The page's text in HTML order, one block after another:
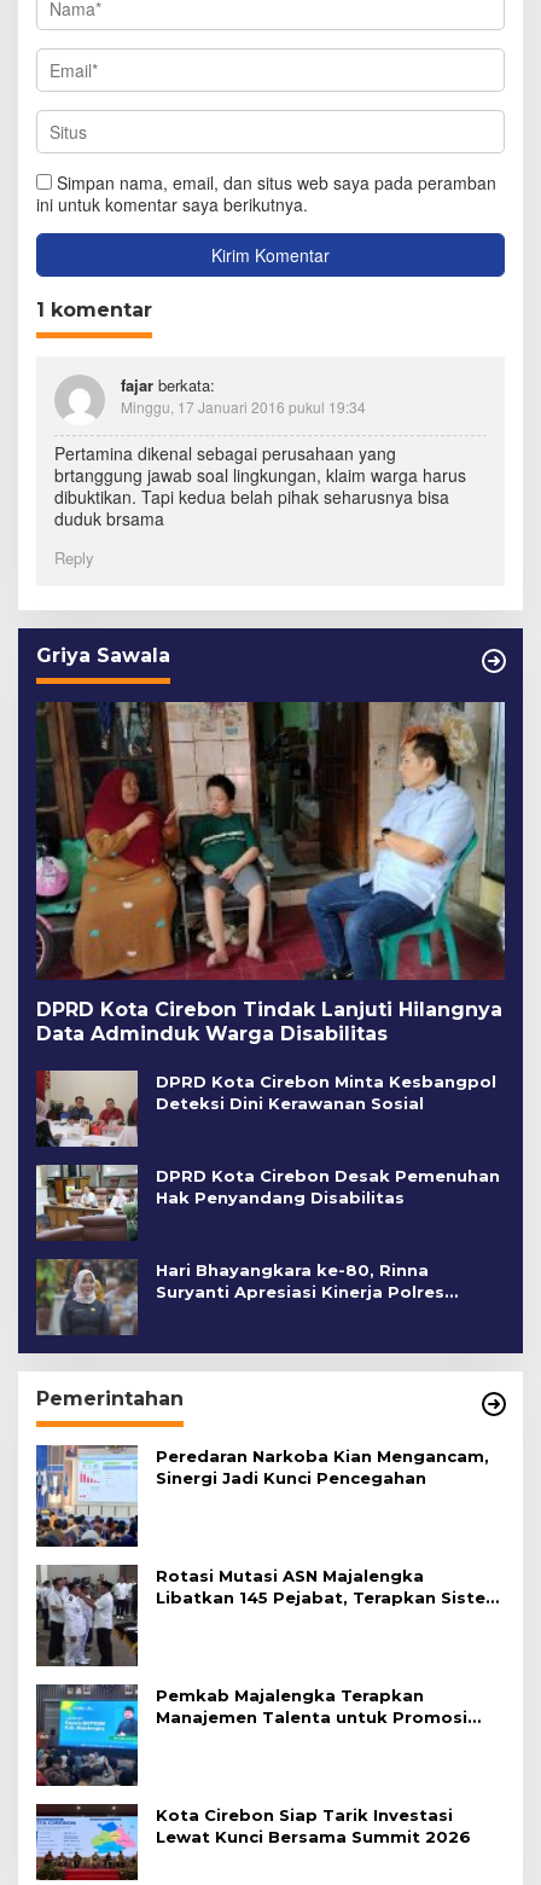
Simpan nama, email, dan situs web saya pada peramban
ini untuk komentar saya berikutnya.
1 komentar
fajar berkata:
Minggu, 17 Januari 2016 pukul 19:34
Pertamina dikenal sebagai perusahaan yang
brtanggung jawab soal lingkungan, klaim warga harus
dibuktikan. Tapi kedua belah pihak seharusnya bisa
duduk brsama
Reply
Griya Sawala
DPRD Kota Cirebon Tindak Lanjuti Hilangnya
Data Adminduk Warga Disabilitas
DPRD Kota Cirebon Minta Kesbangpol
Deteksi Dini Kerawanan Sosial
DPRD Kota Cirebon Desak Pemenuhan
Hak Penyandang Disabilitas
Hari Bhayangkara ke-80, Rinna
Suryanti Apresiasi Kinerja Polres
Pemerintahan
Peredaran Narkoba Kian Mengancam,
Sinergi Jadi Kunci Pencegahan
Rotasi Mutasi ASN Majalengka
Libatkan 145 Pejabat, Terapkan Sistem
Pemkab Majalengka Terapkan
Manajemen Talenta untuk Promosi
Kota Cirebon Siap Tarik Investasi
Lewat Kunci Bersama Summit 2026